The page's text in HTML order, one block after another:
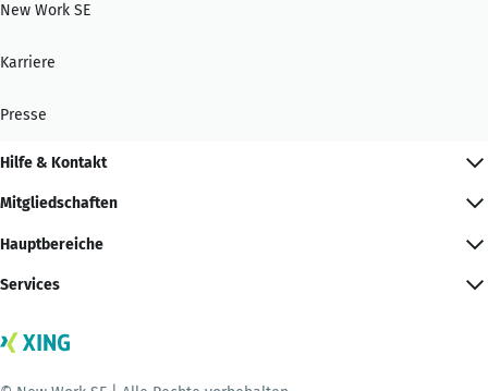
New Work SE
Karriere
Presse
Hilfe & Kontakt
Mitgliedschaften
Hauptbereiche
Services